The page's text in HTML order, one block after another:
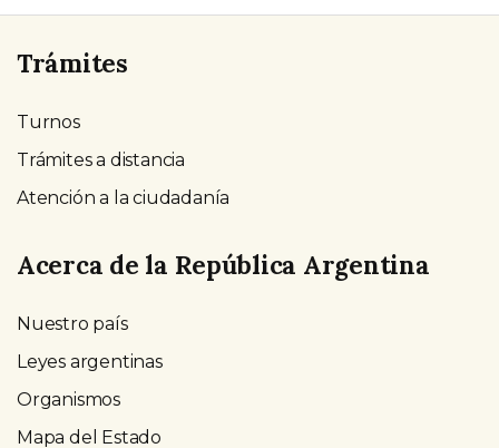
Trámites
Turnos
Trámites a distancia
Atención a la ciudadanía
Acerca de la República Argentina
Nuestro país
Leyes argentinas
Organismos
Mapa del Estado